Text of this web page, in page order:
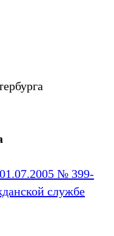
01.07.2005 № 399-
службе